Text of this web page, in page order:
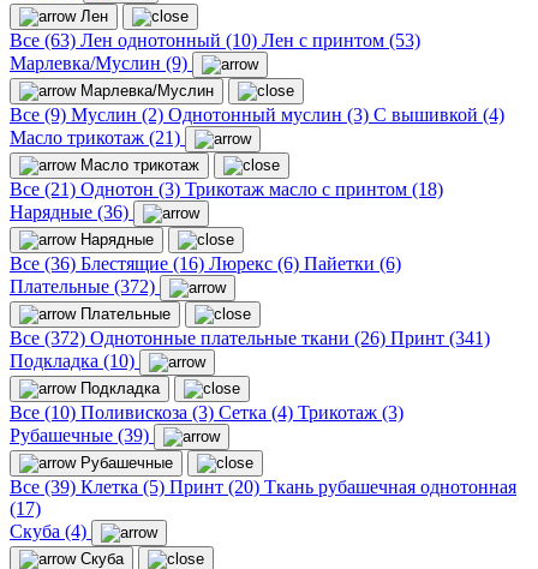
Лен
Все (63) Лен однотонный (10) Лен с принтом (53)
Марлевка/Муслин (9)
Марлевка/Муслин
Все (9) Муслин (2) Однотонный муслин (3) С вышивкой (4)
Масло трикотаж (21)
Масло трикотаж
Все (21) Однотон (3) Трикотаж масло с принтом (18)
Нарядные (36)
Нарядные
Все (36) Блестящие (16) Люрекс (6) Пайетки (6)
Плательные (372)
Плательные
Все (372) Однотонные плательные ткани (26) Принт (341)
Подкладка (10)
Подкладка
Все (10) Поливискоза (3) Сетка (4) Трикотаж (3)
Рубашечные (39)
Рубашечные
Все (39) Клетка (5) Принт (20) Ткань рубашечная однотонная
(17)
Скуба (4)
Скуба